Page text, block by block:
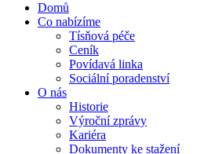
Domů
Co nabízíme
Tísňová péče
Ceník
Povídavá linka
Sociální poradenství
O nás
Historie
Výroční zprávy
Kariéra
Dokumenty ke stažení